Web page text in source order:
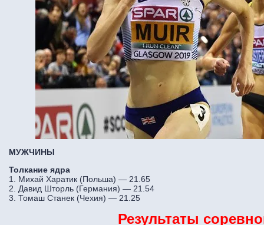
МУЖЧИНЫ
Толкание ядра
1. Михай Харатик (Польша) — 21.65
2. Давид Шторль (Германия) — 21.54
3. Томаш Станек (Чехия) — 21.25
Результаты